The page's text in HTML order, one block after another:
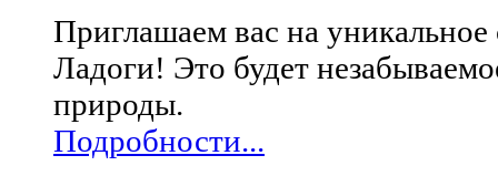
Приглашаем вас на
Ладоги! Это будет
природы.
Подробности...